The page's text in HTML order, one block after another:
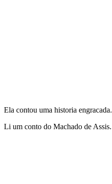
Ela contou uma historia engracada.
Li um conto do Machado de Assis.